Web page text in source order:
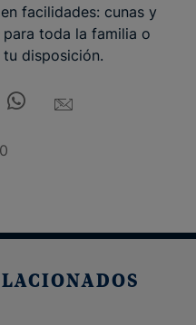
facilidades: cunas y
para toda la familia o
disposición.
0